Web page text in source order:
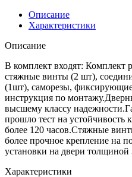
Описание
Характеристики
Описание
В комплект входят: Комплект
стяжные винты (2 шт),
(1шт), саморезы,
инструкция по
высшему классу
прошло тест на устойчивость
более 120 часов.Стяжные
более прочное крепление на
установки на двери
Характеристики